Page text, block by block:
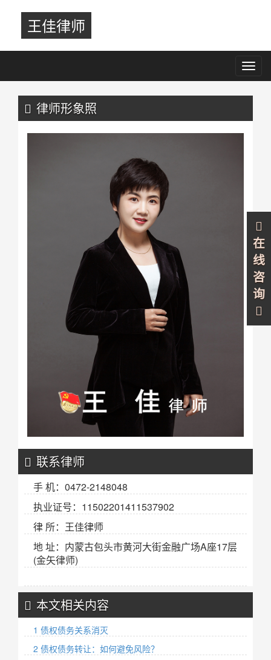
王佳律师
律师形象照
联系律师
手 机：0472-2148048
执业证号：11502201411537902
律 所：王佳律师
地 址：内蒙古包头市黄河大街金融广场A座17层
(金矢律师)
本文相关内容
1 债权债务关系消灭
2 债权债务转让：如何避免风险？
在
线
咨
询